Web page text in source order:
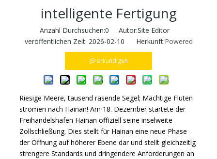
intelligente Fertigung
Anzahl Durchsuchen:0 Autor:Site Editor
veröffentlichen Zeit: 2026-02-10 Herkunft:Powered
erkundigen
Riesige Meere, tausend rasende Segel; Mächtige Fluten
strömen nach Hainan! Am 18. Dezember startete der
Freihandelshafen Hainan offiziell seine inselweite
Zollschließung. Dies stellt für Hainan eine neue Phase
der Öffnung auf höherer Ebene dar und stellt gleichzeitig
strengere Standards und dringendere Anforderungen an